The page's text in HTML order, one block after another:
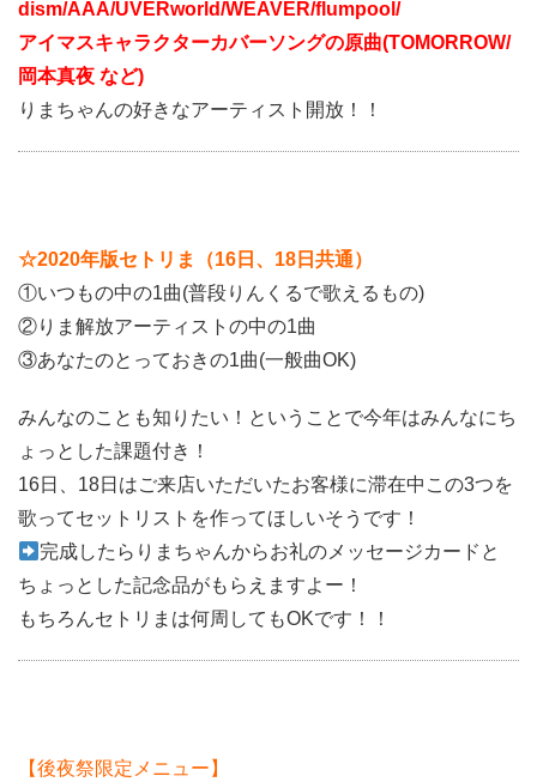
dism/AAA/UVERworld/WEAVER/flumpool/
アイマスキャラクターカバーソングの原曲(TOMORROW/
岡本真夜 など)
りまちゃんの好きなアーティスト開放！！
☆2020年版セトリま（16日、18日共通）
①いつもの中の1曲(普段りんくるで歌えるもの)
②りま解放アーティストの中の1曲
③あなたのとっておきの1曲(一般曲OK)
みんなのことも知りたい！ということで今年はみんなにち
ょっとした課題付き！
16日、18日はご来店いただいたお客様に滞在中この3つを
歌ってセットリストを作ってほしいそうです！
完成したらりまちゃんからお礼のメッセージカードと
ちょっとした記念品がもらえますよー！
もちろんセトリまは何周してもOKです！！
【後夜祭限定メニュー】